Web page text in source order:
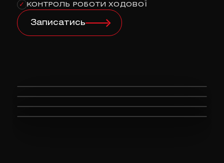
✓ КОНТРОЛЬ РОБОТИ ХОДОВОЇ
Записатись